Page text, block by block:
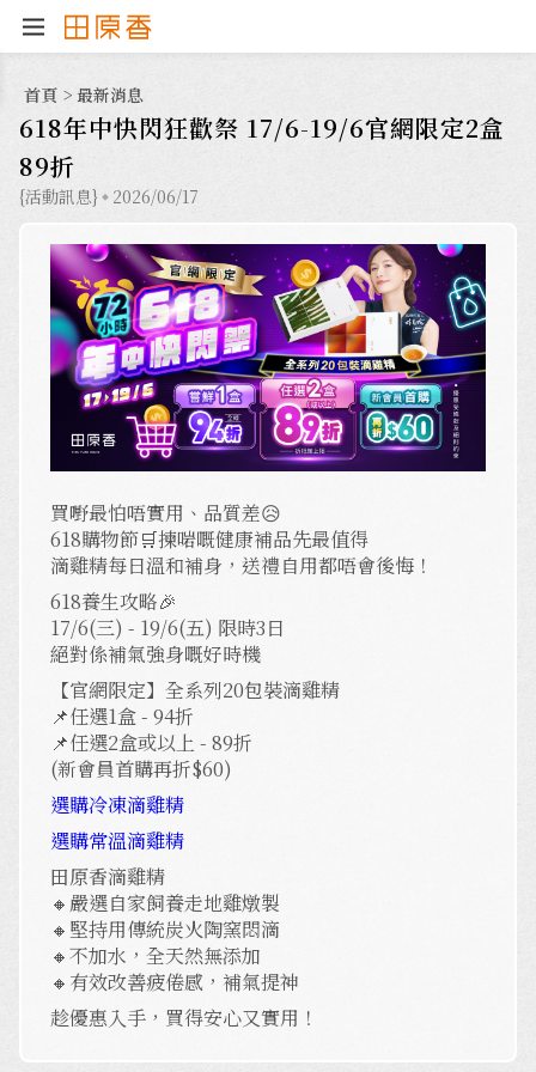
首頁 > 最新消息
618年中快閃狂歡祭 17/6-19/6官網限定2盒
89折
{活動訊息} 2026/06/17
買嘢最怕唔實用、品質差😥
618購物節🛒揀啱嘅健康補品先最值得
滴雞精每日溫和補身，送禮自用都唔會後悔！
618養生攻略🎉
17/6(三) - 19/6(五) 限時3日
絕對係補氣強身嘅好時機
【官網限定】全系列20包裝滴雞精
📌任選1盒 - 94折
📌任選2盒或以上 - 89折
(新會員首購再折$60)
選購冷凍滴雞精
選購常溫滴雞精
田原香滴雞精
🔸嚴選自家飼養走地雞燉製
🔸堅持用傳統炭火陶窯悶滴
🔸不加水，全天然無添加
🔸有效改善疲倦感，補氣提神
趁優惠入手，買得安心又實用！